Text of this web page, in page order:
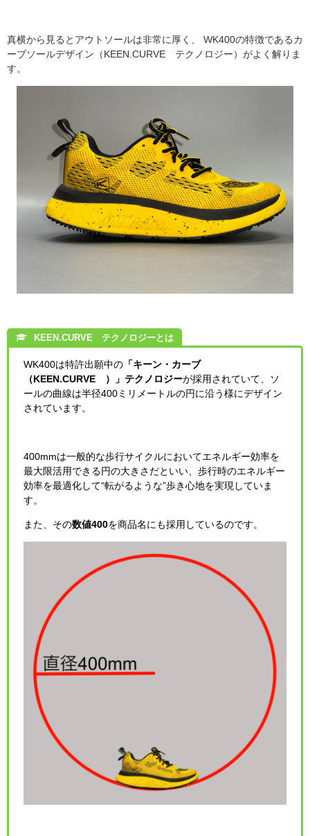
真横から見るとアウトソールは非常に厚く、 WK400の特徴であるカ
ーブソールデザイン（KEEN.CURVE™︎テクノロジー）がよく解りま
す。
KEEN.CURVE™︎テクノロジーとは
WK400は特許出願中の 「キーン・カーブ
（KEEN.CURVE™）」テクノロジーが採用されていて、ソ
ールの曲線は半径400ミリメートルの円に沿う様にデザイン
されています。
400mmは一般的な歩行サイクルにおいてエネルギー効率を
最大限活用できる円の大きさだといい、歩行時のエネルギー
効率を最適化して“転がるような”歩き心地を実現していま
す。
また、その数値400を商品名にも採用しているのです。